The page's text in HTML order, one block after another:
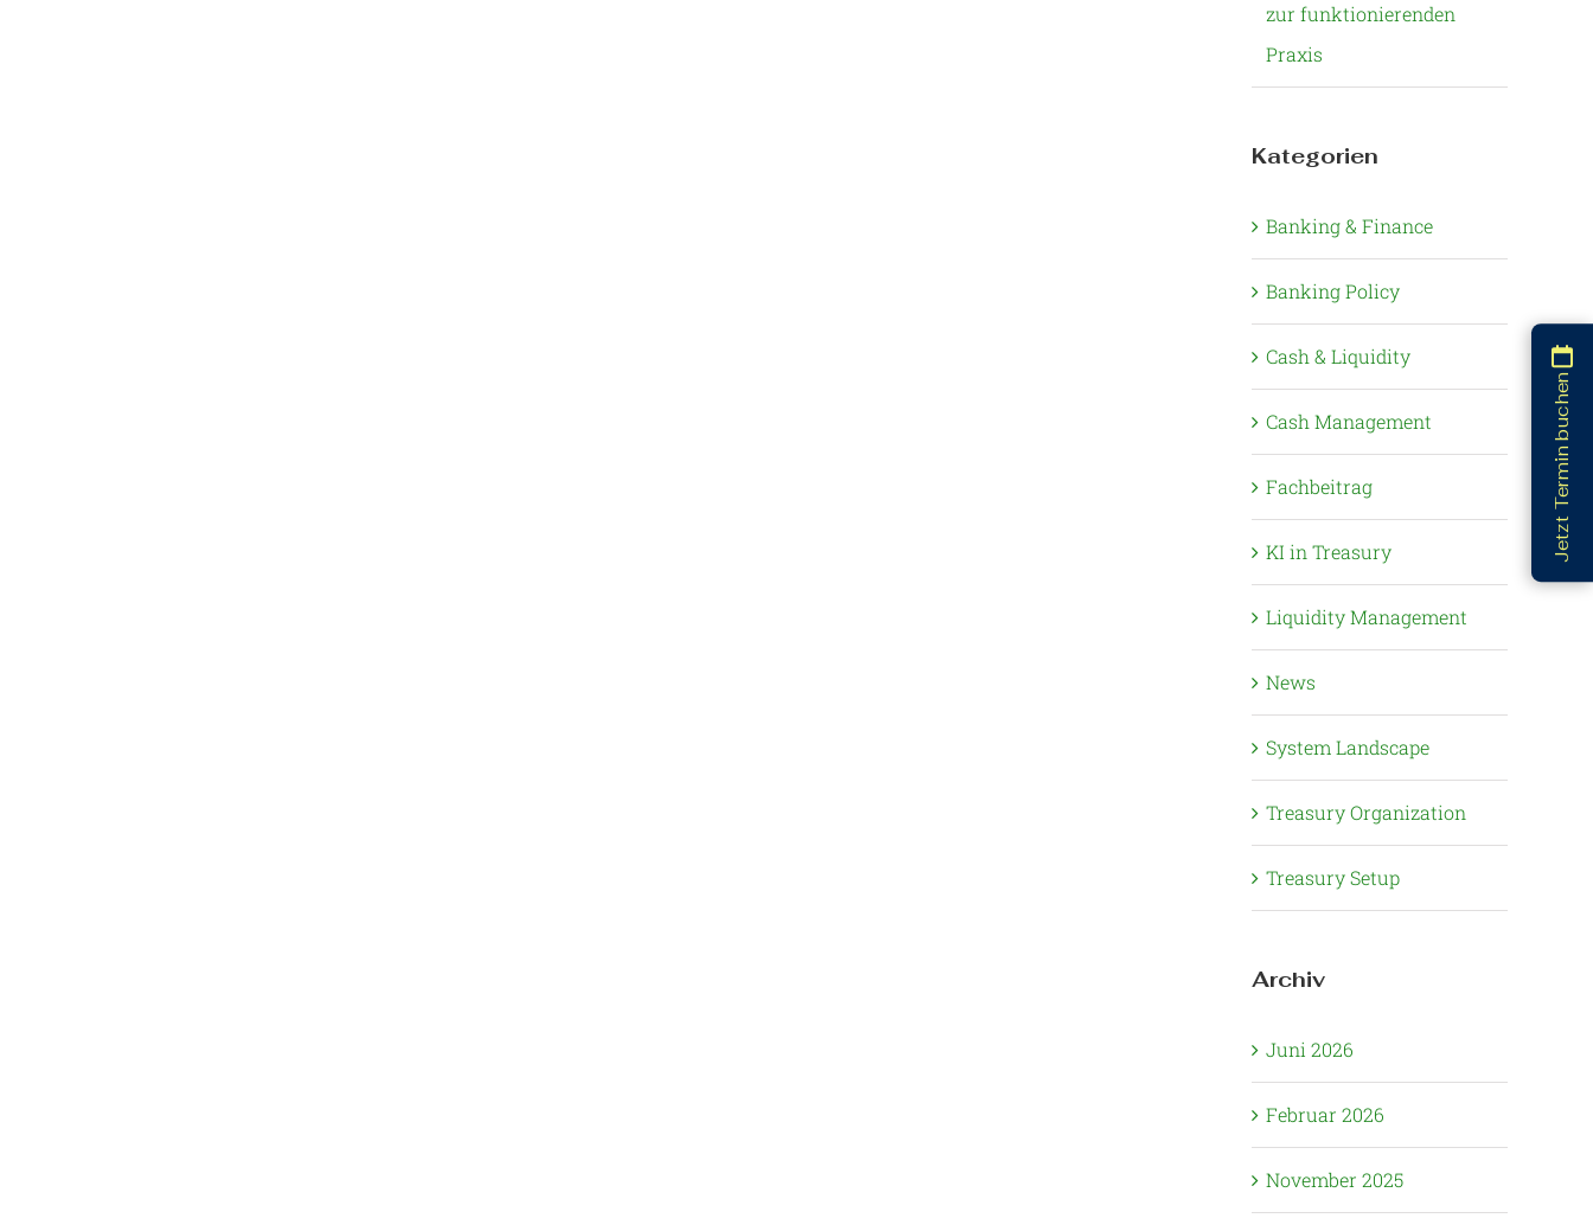
zur funktionierenden
Praxis
Kategorien
Banking & Finance
Banking Policy
Cash & Liquidity
Cash Management
Fachbeitrag
KI in Treasury
Liquidity Management
News
System Landscape
Treasury Organization
Treasury Setup
Archiv
Juni 2026
Februar 2026
November 2025
Jetzt Termin buchen